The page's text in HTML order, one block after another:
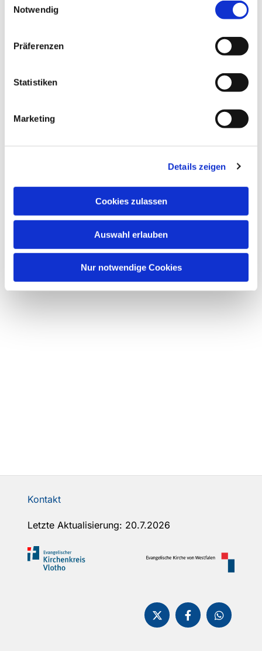
Notwendig
Präferenzen
Statistiken
Marketing
Details zeigen
Cookies zulassen
Auswahl erlauben
Nur notwendige Cookies
interessieren
Kontakt
Letzte Aktualisierung: 20.7.2026